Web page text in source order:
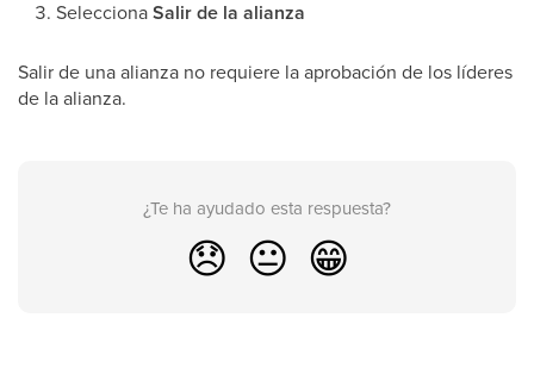
SeleccionaSalir de la alianza
Salir de una alianza no requiere la aprobación de los líderes
de la alianza.
¿Te ha ayudado esta respuesta?
😞 😐 😁